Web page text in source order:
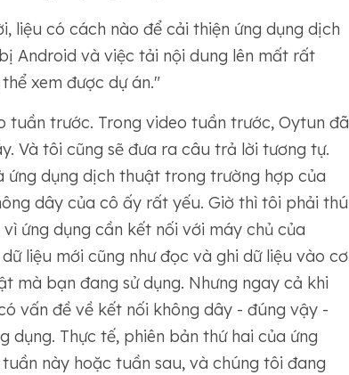
liệu có cách nào để cải thiện ứng dụng dịch
Android và việc tải nội dung lên mất rất
xem được dự án."
tuần trước. Trong video tuần trước, Oytun đã
Và tôi cũng sẽ đưa ra câu trả lời tương tự.
dụng dịch thuật trong trường hợp của
dây của cô ấy rất yếu. Giờ thì tôi phải thú
ứng dụng cần kết nối với máy chủ của
liệu mới cũng như đọc và ghi dữ liệu vào cơ
mà bạn đang sử dụng. Nhưng ngay cả khi
vấn đề về kết nối không dây - đúng vậy -
dụng. Thực tế, phiên bản thứ hai của ứng
này hoặc tuần sau, và chúng tôi đang